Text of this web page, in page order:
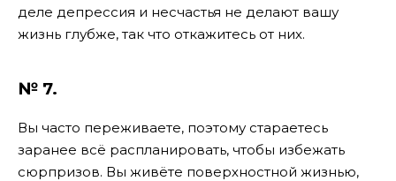
деле депрессия и несчастья не делают вашу
жизнь глубже, так что откажитесь от них.
№ 7.
Вы часто переживаете, поэтому стараетесь
заранее всё распланировать, чтобы избежать
сюрпризов. Вы живёте поверхностной жизнью,